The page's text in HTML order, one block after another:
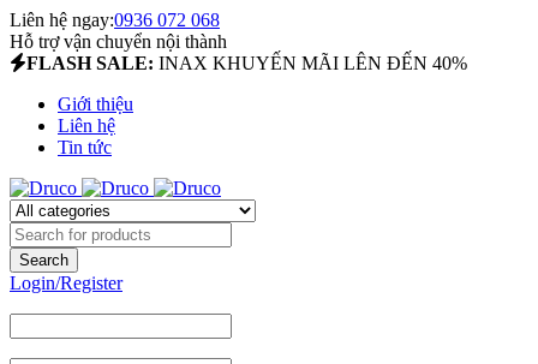
Liên hệ ngay:0936 072 068
Hỗ trợ vận chuyển nội thành
FLASH SALE: INAX KHUYẾN MÃI LÊN ĐẾN 40%
Giới thiệu
Liên hệ
Tin tức
Login/Register